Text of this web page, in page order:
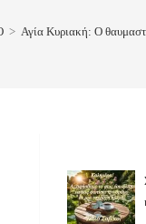
> Αγία Κυριακή: Ο